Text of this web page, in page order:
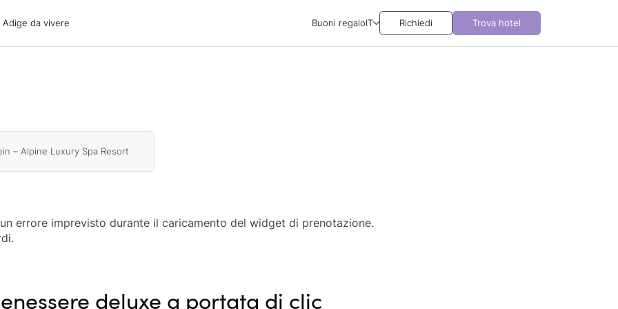
Adige da vivere Buoni regaloIT Richiedi Trova hotel
– Alpine Luxury Spa Resort
errore imprevisto durante il caricamento del widget di prenotazione.
deluxe a portata di clic